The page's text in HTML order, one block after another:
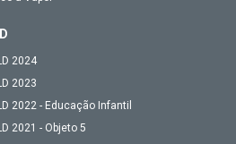
2024
2023
2022 - Educação Infantil
2021 - Objeto 5